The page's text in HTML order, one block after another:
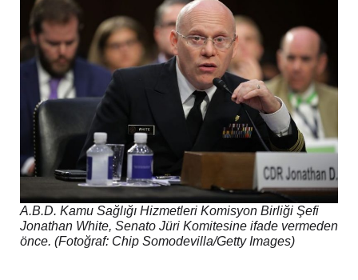
A.B.D. Kamu Sağlığı Hizmetleri Komisyon Birliği Şefi
Jonathan White, Senato Jüri Komitesine ifade vermeden
önce. (Fotoğraf: Chip Somodevilla/Getty Images)